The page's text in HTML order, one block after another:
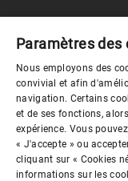
Mieux
Liens utiles
Paramètres des
Nous employons des
convivial et afin
navigation. Certains
et de ses fonctions,
expérience. Vous
« J'accepte » ou
cliquant sur « Cookies
informations sur les